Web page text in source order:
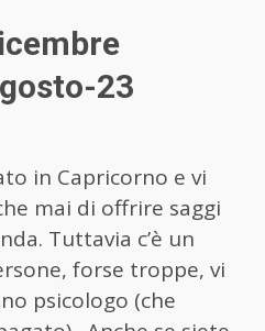
23
in Capricorno e vi
mai di offrire saggi
Tuttavia c’è un
forse troppe, vi
psicologo (che